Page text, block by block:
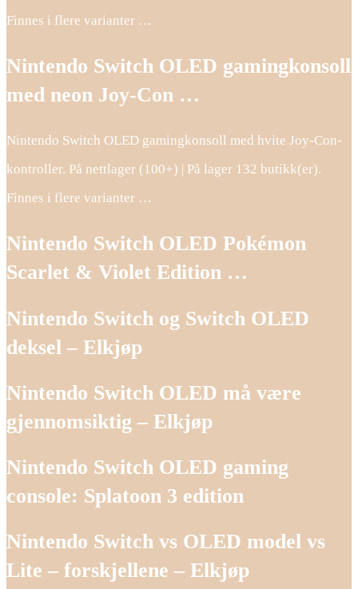
Finnes i flere varianter …
Nintendo Switch OLED gamingkonsoll
med neon Joy-Con …
Nintendo Switch OLED gamingkonsoll med hvite Joy-Con-
kontroller. På nettlager (100+) | På lager 132 butikk(er).
Finnes i flere varianter …
Nintendo Switch OLED Pokémon
Scarlet & Violet Edition …
Nintendo Switch og Switch OLED
deksel – Elkjøp
Nintendo Switch OLED må være
gjennomsiktig – Elkjøp
Nintendo Switch OLED gaming
console: Splatoon 3 edition
Nintendo Switch vs OLED model vs
Lite – forskjellene – Elkjøp